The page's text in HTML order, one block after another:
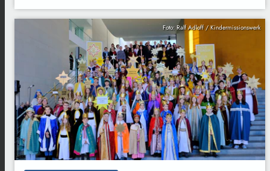
Foto: Ralf Adloff / Kindermissionswerk